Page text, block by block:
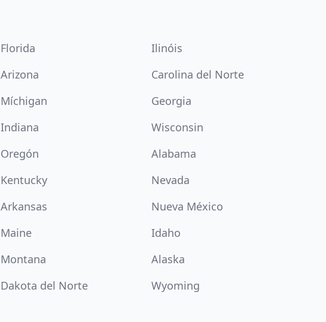
Florida
Ilinóis
Arizona
Carolina del Norte
Míchigan
Georgia
Indiana
Wisconsin
Oregón
Alabama
Kentucky
Nevada
Arkansas
Nueva México
Maine
Idaho
Montana
Alaska
Dakota del Norte
Wyoming